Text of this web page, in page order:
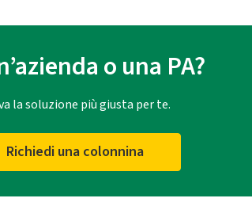
o una PA?
la soluzione più giusta per te.
Richiedi una colonnina